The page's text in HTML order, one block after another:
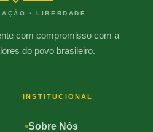
· LIBERDADE
com compromisso com a
do povo brasileiro.
INSTITUCIONAL
Sobre Nós